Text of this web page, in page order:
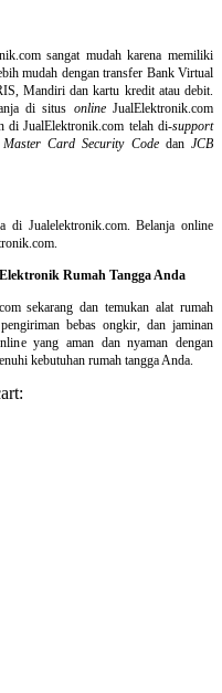
sangat mudah karena memiliki
mudah dengan transfer Bank Virtual
Mandiri dan kartu kredit atau debit.
di situs onlineJualElektronik.com
di JualElektronik.com telah di-support
Master Card Security Codedan JCB
Jualelektronik.com. Belanja online
Rumah Tangga Anda
sekarang dan temukan alat rumah
bebas ongkir, dan jaminan
yang aman dan nyaman dengan
kebutuhan rumah tangga Anda.